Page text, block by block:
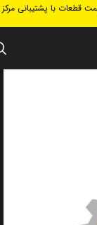
قطعات با پشتیبانی مرکز